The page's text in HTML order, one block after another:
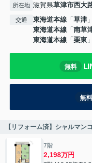
所在地 滋賀県草津市西大
交通 東海道本線 「草津
東海道本線 「南草
東海道本線 「栗東
無料
無料
【リフォーム済】シャルマ
7階
2,198万円